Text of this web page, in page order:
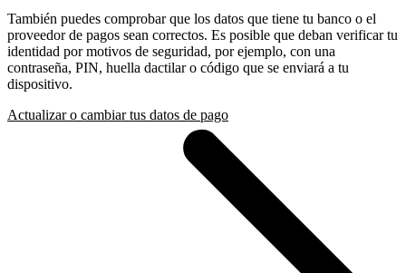
También puedes comprobar que los datos que tiene tu banco o el
proveedor de pagos sean correctos. Es posible que deban verificar tu
identidad por motivos de seguridad, por ejemplo, con una
contraseña, PIN, huella dactilar o código que se enviará a tu
dispositivo.
Actualizar o cambiar tus datos de pago